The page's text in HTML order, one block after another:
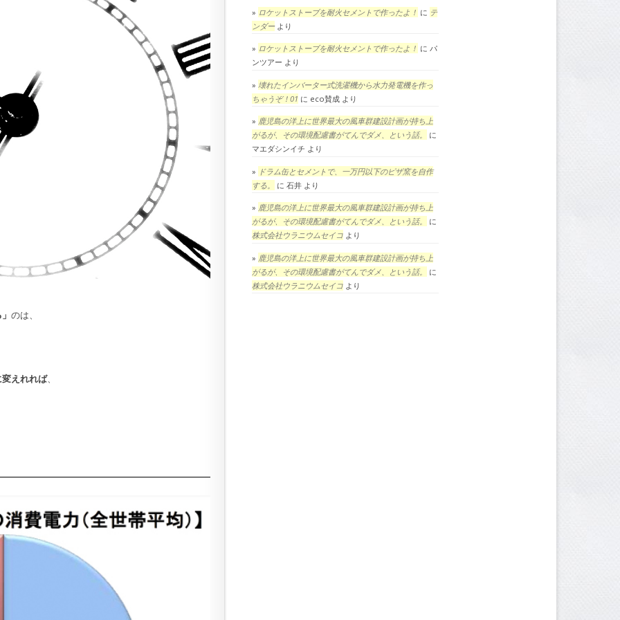
のは、
えれれば、
ロケットストーブを耐火セメントで作ったよ！ に テ
ンダーより
ロケットストーブを耐火セメントで作ったよ！ に パ
ンツアー より
壊れたインバーター式洗濯機から水力発電機を作っ
ちゃうぞ！01 に eco賛成 より
鹿児島の洋上に世界最大の風車群建設計画が持ち上
がるが、その環境配慮書がてんでダメ、という話。
に
マエダシンイチ より
ドラム缶とセメントで、一万円以下のピザ窯を自作
する。
に 石井 より
鹿児島の洋上に世界最大の風車群建設計画が持ち上
がるが、その環境配慮書がてんでダメ、という話。
に
株式会社ウラニウムセイコ より
鹿児島の洋上に世界最大の風車群建設計画が持ち上
がるが、その環境配慮書がてんでダメ、という話。
に
株式会社ウラニウムセイコ より